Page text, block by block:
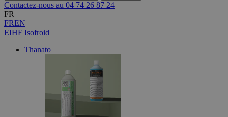
Contactez-nous au 04 74 26 87 24
FR
FREN
EIHF Isofroid
Thanato